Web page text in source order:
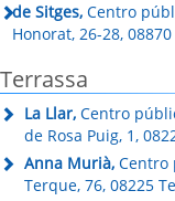
de Sitges, Centro
Honorat, 26-28,
Terrassa
La Llar, Centro
de Rosa Puig, 1,
Anna Murià, Centro
Terque, 76, 08225